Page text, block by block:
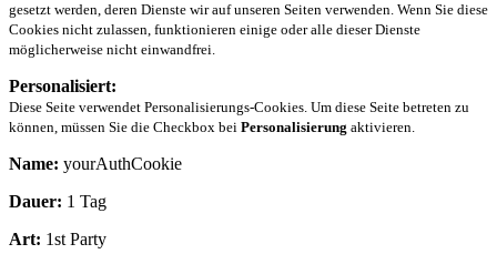
gesetzt werden, deren Dienste wir auf unseren Seiten verwenden. Wenn Sie diese
Cookies nicht zulassen, funktionieren einige oder alle dieser Dienste
möglicherweise nicht einwandfrei.
Personalisiert:
Diese Seite verwendet Personalisierungs-Cookies. Um diese Seite betreten zu
können, müssen Sie die Checkbox bei Personalisierung aktivieren.
Name: yourAuthCookie
Dauer: 1 Tag
Art: 1st Party